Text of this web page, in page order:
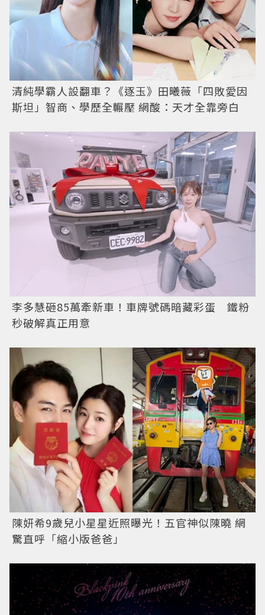
清純學霸人設翻車？《逐玉》田曦薇「四敗愛因
斯坦」智商、學歷全輾壓 網酸：天才全靠旁白
李多慧砸85萬牽新車！車牌號碼暗藏彩蛋 鐵粉
秒破解真正用意
陳妍希9歲兒小星星近照曝光！五官神似陳曉 網
驚直呼「縮小版爸爸」